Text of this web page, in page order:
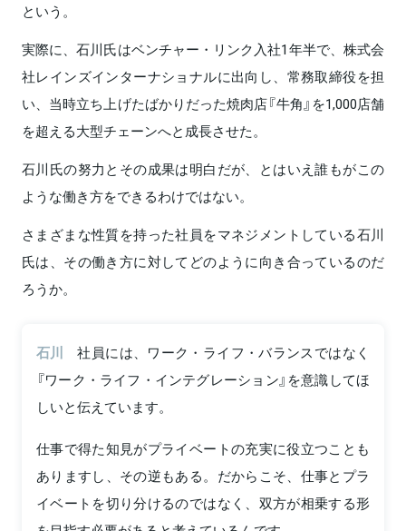
という。
実際に、石川氏はベンチャー・リンク入社1年半で、株式会
社レインズインターナショナルに出向し、常務取締役を担
い、当時立ち上げたばかりだった焼肉店『牛角』を1,000店舗
を超える大型チェーンへと成長させた。
石川氏の努力とその成果は明白だが、とはいえ誰もがこの
ような働き方をできるわけではない。
さまざまな性質を持った社員をマネジメントしている石川
氏は、その働き方に対してどのように向き合っているのだ
ろうか。
石川
社員には、ワーク・ライフ・バランスではなく
『ワーク・ライフ・インテグレーション』を意識してほ
しいと伝えています。
仕事で得た知見がプライベートの充実に役立つことも
ありますし、その逆もある。だからこそ、仕事とプラ
イベートを切り分けるのではなく、双方が相乗する形